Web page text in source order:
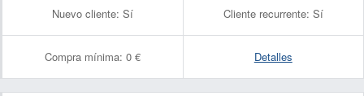
Nuevo cliente: Sí Cliente recurrente: Sí
Compra mínima: 0 € Detalles